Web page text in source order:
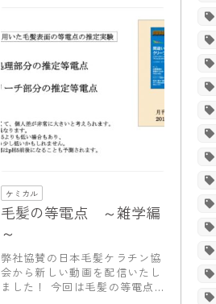
ケミカル
毛髪の等電点 ～雑学編
～
弊社協賛の日本毛髪ケラチン協
会から新しい動画を配信いたし
ました！ 今回は毛髪の等電点